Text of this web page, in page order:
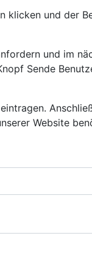
klicken und der
und im
Sende
Website